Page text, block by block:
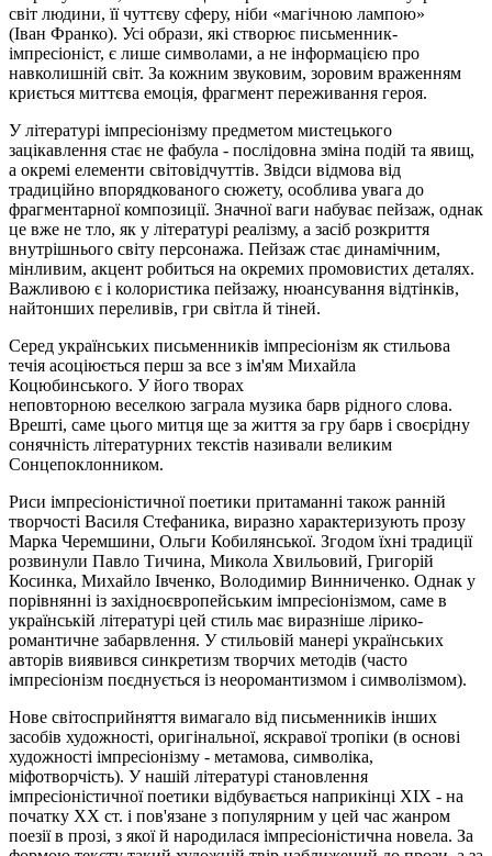
світ людини, її чуттєву сферу, ніби «магічною лампою»
(Іван Франко). Усі образи, які створює письменник-
імпресіоніст, є лише символами, а не інформацією про
навколишній світ. За кожним звуковим, зоровим враженням
криється миттєва емоція, фрагмент переживання героя.
У літературі імпресіонізму предметом мистецького
зацікавлення стає не фабула - послідовна зміна подій та явищ,
а окремі елементи світовідчуттів. Звідси відмова від
традиційно впорядкованого сюжету, особлива увага до
фрагментарної композиції. Значної ваги набуває пейзаж, однак
це вже не тло, як у літературі реалізму, а засіб розкриття
внутрішнього світу персонажа. Пейзаж стає динамічним,
мінливим, акцент робиться на окремих промовистих деталях.
Важливою є і колористика пейзажу, нюансування відтінків,
найтонших переливів, гри світла й тіней.
Серед українських письменників імпресіонізм як стильова
течія асоціюється перш за все з ім'ям Михайла
Коцюбинського. У його творах
неповторною веселкою заграла музика барв рідного слова.
Врешті, саме цього митця ще за життя за гру барв і своєрідну
сонячність літературних текстів називали великим
Сонцепоклонником.
Риси імпресіоністичної поетики притаманні також ранній
творчості Василя Стефаника, виразно характеризують прозу
Марка Черемшини, Ольги Кобилянської. Згодом їхні традиції
розвинули Павло Тичина, Микола Хвильовий, Григорій
Косинка, Михайло Івченко, Володимир Винниченко. Однак у
порівнянні із західноєвропейським імпресіонізмом, саме в
українській літературі цей стиль має виразніше лірико-
романтичне забарвлення. У стильовій манері українських
авторів виявився синкретизм творчих методів (часто
імпресіонізм поєднується із неоромантизмом і символізмом).
Нове світосприйняття вимагало від письменників інших
засобів художності, оригінальної, яскравої тропіки (в основі
художності імпресіонізму - метамова, символіка,
міфотворчість). У нашій літературі становлення
імпресіоністичної поетики відбувається наприкінці ХІХ - на
початку ХХ ст. і пов'язане з популярним у цей час жанром
поезії в прозі, з якої й народилася імпресіоністична новела. За